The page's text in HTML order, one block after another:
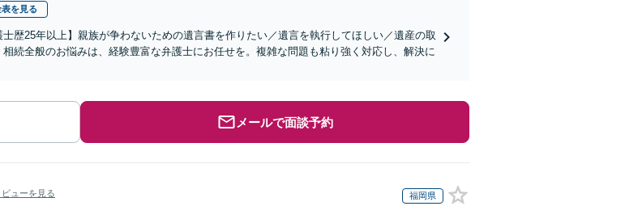
を見る
歴25年以上】親族が争わないための遺言書を作りたい／遺言を執行してほしい／遺産の取
続全般のお悩みは、経験豊富な弁護士にお任せを。複雑な問題も粘り強く対応し、解決に
メールで面談予約
ビューを見る 福岡県